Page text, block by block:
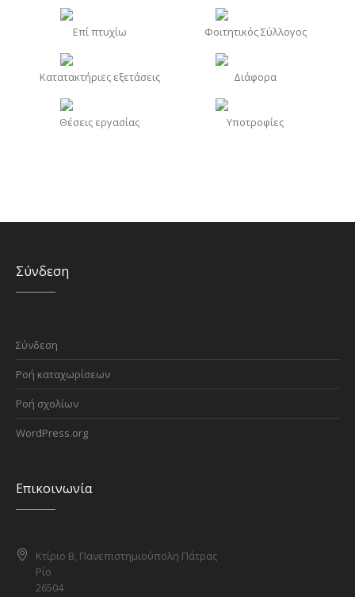
Επί πτυχίω Φοιτητικός Σύλλογος
Κατατακτήριες εξετάσεις Διάφορα
Θέσεις εργασίας Υποτροφίες
Σύνδεση
Σύνδεση
Ροή καταχωρίσεων
Ροή σχολίων
WordPress.org
Επικοινωνία
Κτίριο Β, Πανεπιστημιούπολη Πάτρας
Ρίο
26504